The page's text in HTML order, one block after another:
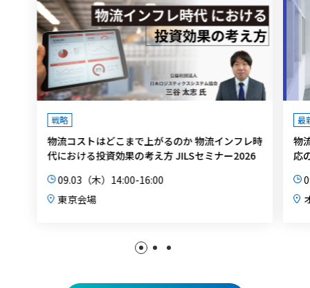
戦略
物流コストはどこまで上がるのか 物流インフレ時
代における投資効果の考え方 JILSセミナー2026
09.03（木）14:00-16:00
東京会場
最
物
応